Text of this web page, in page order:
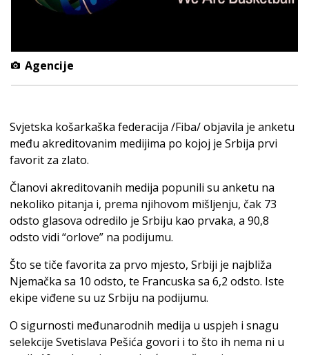
Agencije
Svjetska košarkaška federacija /Fiba/ objavila je anketu
među akreditovanim medijima po kojoj je Srbija prvi
favorit za zlato.
Članovi akreditovanih medija popunili su anketu na
nekoliko pitanja i, prema njihovom mišljenju, čak 73
odsto glasova odredilo je Srbiju kao prvaka, a 90,8
odsto vidi “orlove” na podijumu.
Što se tiče favorita za prvo mjesto, Srbiji je najbliža
Njemačka sa 10 odsto, te Francuska sa 6,2 odsto. Iste
ekipe viđene su uz Srbiju na podijumu.
O sigurnosti međunarodnih medija u uspjeh i snagu
selekcije Svetislava Pešića govori i to što ih nema ni u